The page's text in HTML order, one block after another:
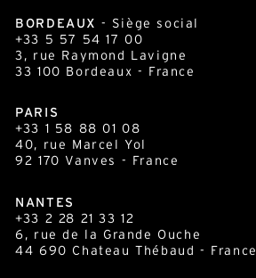
BORDEAUX - Siège social
+33 5 57 54 17 00
3, rue Raymond Lavigne
33 100 Bordeaux - France
PARIS
+33 1 58 88 01 08
40, rue Marcel Yol
92 170 Vanves - France
NANTES
+33 2 28 21 33 12
6, rue de la Grande Ouche
44 690 Chateau Thébaud - France